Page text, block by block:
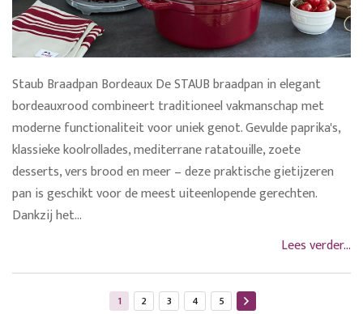
Staub Braadpan Bordeaux De STAUB braadpan in elegant
bordeauxrood combineert traditioneel vakmanschap met
moderne functionaliteit voor uniek genot. Gevulde paprika's,
klassieke koolrollades, mediterrane ratatouille, zoete
desserts, vers brood en meer – deze praktische gietijzeren
pan is geschikt voor de meest uiteenlopende gerechten.
Dankzij het...
Lees verder...
Pagina
U lees momenteel pagina
1 Pagina
2 Pagina
3 Pagina
4 Pagina
5